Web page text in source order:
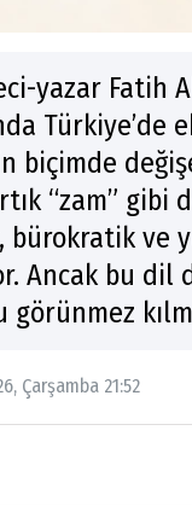
yazar Fatih
biçimde
“zam”
bürokratik ve
Ancak bu dil
görünmez
Çarşamba 21:52